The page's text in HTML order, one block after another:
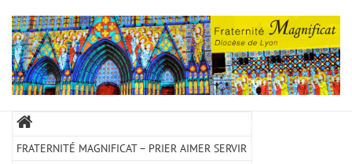
FRATERNITÉ MAGNIFICAT – PRIER AIMER SERVIR